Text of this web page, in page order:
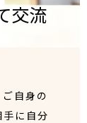
交流
自身の
に自分